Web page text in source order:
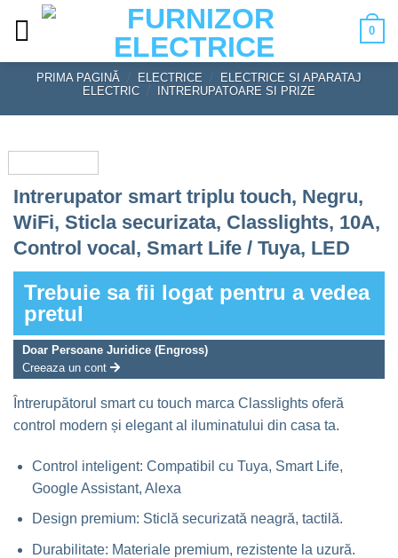
0
PRIMA PAGINĂ ELECTRICE
ELECTRICE SI APARATAJ
ELECTRIC
INTRERUPATOARE SI PRIZE
Intrerupator smart triplu touch, Negru,
WiFi, Sticla securizata, Classlights, 10A,
Control vocal, Smart Life / Tuya, LED
Trebuie sa fii logat pentru a vedea
pretul
Doar Persoane Juridice (Engross)
Creeaza un cont
Întrerupătorul smart cu touch marca Classlights oferă
control modern și elegant al iluminatului din casa ta.
Control inteligent: Compatibil cu Tuya, Smart Life,
Google Assistant, Alexa
Design premium: Sticlă securizată neagră, tactilă.
Durabilitate: Materiale premium, rezistente la uzură.